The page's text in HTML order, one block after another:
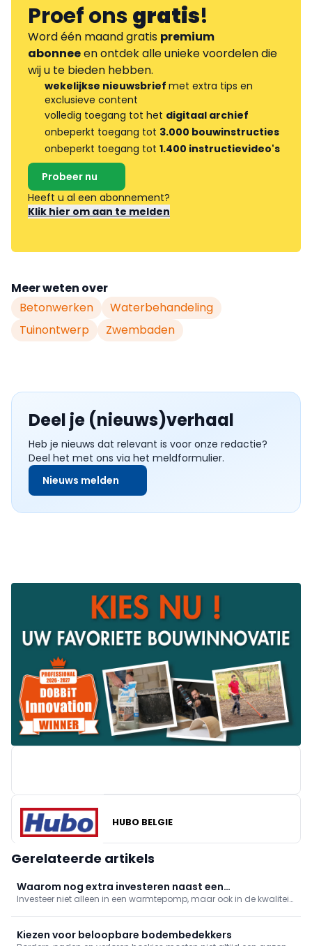
Proef onsgratis!
Word één maand gratis premium
abonneeen ontdek alle unieke voordelen die
wij u te bieden hebben.
wekelijkse nieuwsbrief met extra tips en
exclusieve content
volledig toegang tot het digitaal archief
onbeperkt toegang tot 3.000 bouwinstructies
onbeperkt toegang tot 1.400 instructievideo's
Probeer nu
Heeft u al een abonnement?
Klik hier om aan te melden
Meer weten over
Betonwerken
Waterbehandeling
Tuinontwerp
Zwembaden
Deel je (nieuws)verhaal
Heb je nieuws dat relevant is voor onze redactie?
Deel het met ons via het meldformulier.
Nieuws melden
BRICO
HUBO BELGIE
Gerelateerde artikels
Waarom nog extra investeren naast een
warmtepomp?
Investeer niet alleen in een warmtepomp, maar ook in de kwaliteit
en verlengen de levensduur van de installatie.
Kiezen voor beloopbare bodembedekkers